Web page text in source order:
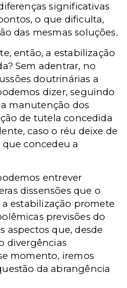
significativas
o que dificulta,
das mesmas soluções.
então, a estabilização
Sem adentrar, no
doutrinárias a
dizer, seguindo
manutenção dos
de tutela concedida
caso o réu deixe de
que concedeu a
entrever
dissensões que o
estabilização promete
previsões do
aspectos que, desde
divergências
momento, iremos
da abrangência